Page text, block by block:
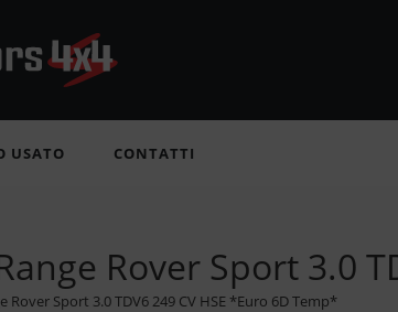
USATO CONTATTI
Rover Sport 3.0
Rover Sport 3.0 TDV6 249 CV HSE *Euro 6D Temp*